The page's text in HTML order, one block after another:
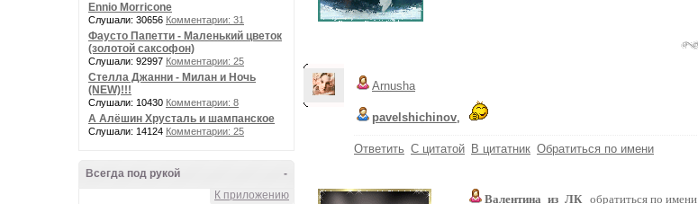
Ennio Morricone
Слушали: 30656 Комментарии: 31
Фаусто Папетти - Маленький цветок
(золотой саксофон)
Слушали: 92997 Комментарии: 25
Стелла Джанни - Милан и Ночь
(NEW)!!!
Слушали: 10430 Комментарии: 8
А Алёшин Хрусталь и шампанское
Слушали: 14124 Комментарии: 25
-
Всегда под рукой
К приложению
Arnusha
pavelshichinov,
Ответить С цитатой В цитатник Обратиться по имени
Валентина_из_ЛК обратиться по имени